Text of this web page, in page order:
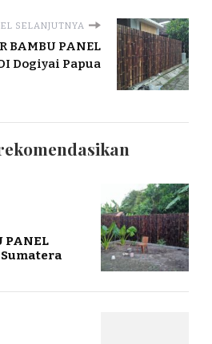
SELANJUTNYA
BAMBU PANEL
Dogiyai Papua
PANEL
Sumatera